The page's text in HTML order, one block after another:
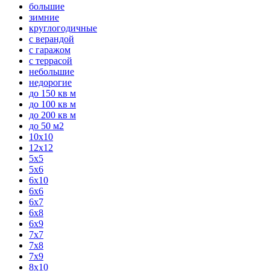
большие
зимние
круглогодичные
с верандой
с гаражом
с террасой
небольшие
недорогие
до 150 кв м
до 100 кв м
до 200 кв м
до 50 м2
10х10
12х12
5х5
5х6
6х10
6х6
6х7
6х8
6х9
7х7
7х8
7х9
8х10